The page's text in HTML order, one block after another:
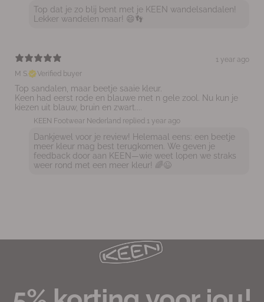
Top dat je zo blij bent met je KEEN wandelsandalen!
Lekker wandelen maar! 😄👣
1 year ago
M S.
Verified buyer
Top sandalen, maar beetje saaie kleur.
Keen had eerst rode en blauwe met n gele zool. Nu kun je
kiezen uit blauw, bruin en zwart....
KEEN Footwear Nederland replied 1 year ago
Dankjewel voor je review! Helemaal eens: een beetje
meer kleur mag best terugkomen. We geven je
feedback door aan KEEN—wie weet lopen we straks
weer rond met een meer kleur! 🌈😉